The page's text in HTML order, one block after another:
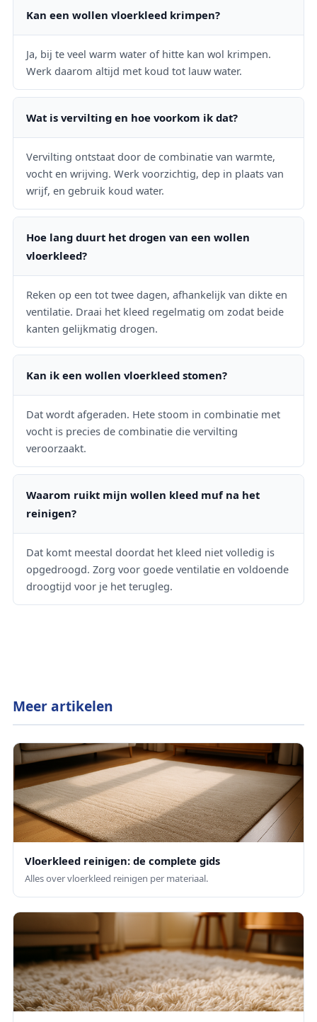
Kan een wollen vloerkleed krimpen?
Ja, bij te veel warm water of hitte kan wol krimpen.
Werk daarom altijd met koud tot lauw water.
Wat is vervilting en hoe voorkom ik dat?
Vervilting ontstaat door de combinatie van warmte,
vocht en wrijving. Werk voorzichtig, dep in plaats van
wrijf, en gebruik koud water.
Hoe lang duurt het drogen van een wollen
vloerkleed?
Reken op een tot twee dagen, afhankelijk van dikte en
ventilatie. Draai het kleed regelmatig om zodat beide
kanten gelijkmatig drogen.
Kan ik een wollen vloerkleed stomen?
Dat wordt afgeraden. Hete stoom in combinatie met
vocht is precies de combinatie die vervilting
veroorzaakt.
Waarom ruikt mijn wollen kleed muf na het
reinigen?
Dat komt meestal doordat het kleed niet volledig is
opgedroogd. Zorg voor goede ventilatie en voldoende
droogtijd voor je het terugleg.
Meer artikelen
Vloerkleed reinigen: de complete gids
Alles over vloerkleed reinigen per materiaal.